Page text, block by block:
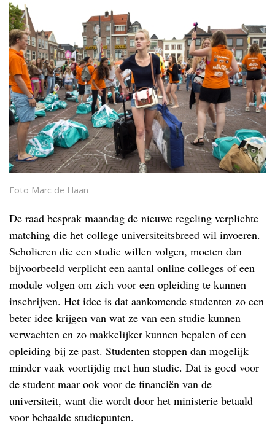
Foto Marc de Haan
De raad besprak maandag de nieuwe regeling verplichte
matching die het college universiteitsbreed wil invoeren.
Scholieren die een studie willen volgen, moeten dan
bijvoorbeeld verplicht een aantal online colleges of een
module volgen om zich voor een opleiding te kunnen
inschrijven. Het idee is dat aankomende studenten zo een
beter idee krijgen van wat ze van een studie kunnen
verwachten en zo makkelijker kunnen bepalen of een
opleiding bij ze past. Studenten stoppen dan mogelijk
minder vaak voortijdig met hun studie. Dat is goed voor
de student maar ook voor de financiën van de
universiteit, want die wordt door het ministerie betaald
voor behaalde studiepunten.